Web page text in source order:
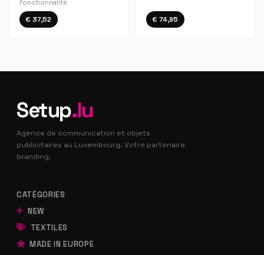
fonctionnalité
€ 37,52 € 74,95
Setup.lu
Agence de communication et objets
publicitaires au Luxembourg. Votre partenaire
branding.
CATÉGORIES
NEW
TEXTILES
MADE IN EUROPE